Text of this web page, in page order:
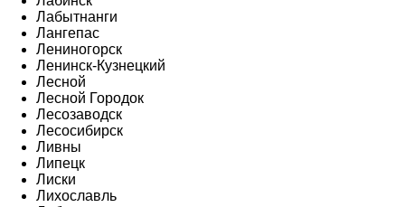
Лабытнанги
Лангепас
Лениногорск
Ленинск-Кузнецкий
Лесной
Лесной Городок
Лесозаводск
Лесосибирск
Ливны
Липецк
Лиски
Лихославль